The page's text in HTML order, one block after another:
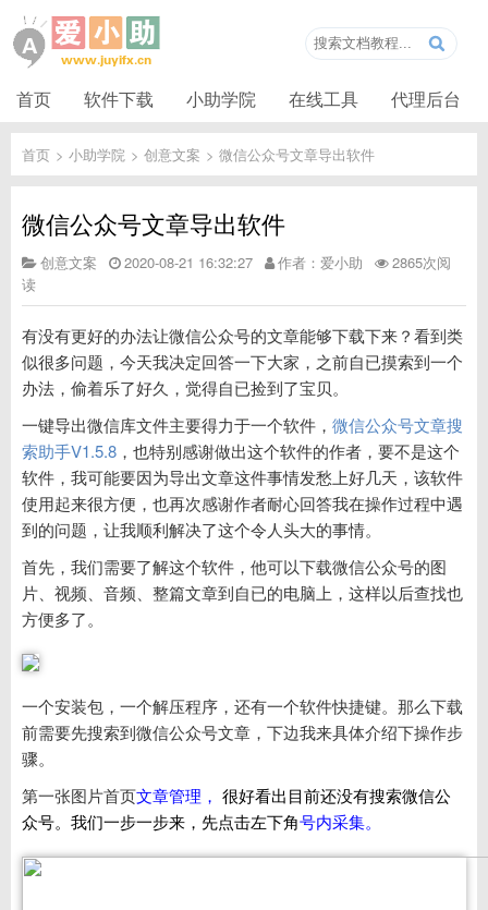
首页 软件下载 小助学院 在线工具 代理后台
首页 > 小助学院 > 创意文案 > 微信公众号文章导出软件
微信公众号文章导出软件
创意文案 2020-08-21 16:32:27 作者：爱小助
2865次阅
读
有没有更好的办法让微信公众号的文章能够下载下来？看到类
似很多问题，今天我决定回答一下大家，之前自已摸索到一个
办法，偷着乐了好久，觉得自已捡到了宝贝。
一键导出微信库文件主要得力于一个软件， 微信公众号文章搜
索助手V1.5.8 ，也特别感谢做出这个软件的作者，要不是这个
软件，我可能要因为导出文章这件事情发愁上好几天，该软件
使用起来很方便，也再次感谢作者耐心回答我在操作过程中遇
到的问题，让我顺利解决了这个令人头大的事情。
首先，我们需要了解这个软件，他可以下载微信公众号的图
片、视频、音频、整篇文章到自已的电脑上，这样以后查找也
方便多了。
一个安装包，一个解压程序，还有一个软件快捷键。那么下载
前需要先搜索到微信公众号文章，下边我来具体介绍下操作步
骤。
第一张图片首页文章管理， 很好看出目前还没有搜索微信公
众号。我们一步一步来，先点击左下角号内采集。